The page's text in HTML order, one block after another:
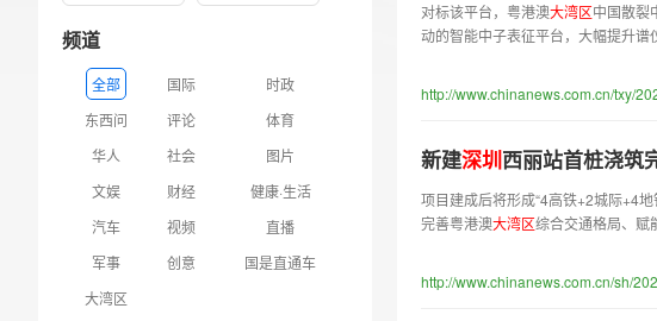
频道
全部 国际
时政
东西问
评论
体育
华人
社会
图片
文娱
财经
健康·生活
汽车
视频
直播
军事
创意
国是直通车
大湾区
对标该平台，粤港澳大湾区中国散裂
动的智能中子表征平台，大幅提升
http://www.chinanews.com.cn/txy/
新建深圳西丽站首桩浇筑
项目建成后将形成“4高铁+2城际+4
完善粤港澳大湾区综合交通格局、赋
http://www.chinanews.com.cn/sh/